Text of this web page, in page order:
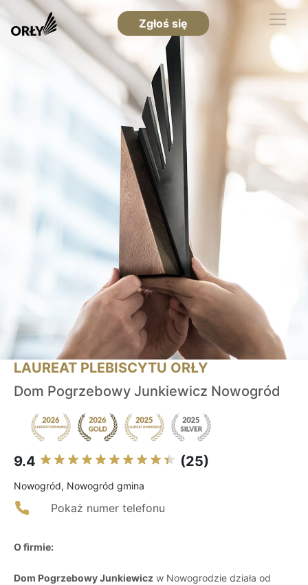
Zgłoś się
LAUREAT PLEBISCYTU ORŁY
Dom Pogrzebowy Junkiewicz Nowogród
9.4 (25)
Nowogród, Nowogród gmina
Pokaż numer telefonu
O firmie:
Dom Pogrzebowy Junkiewicz w Nowogrodzie działa od